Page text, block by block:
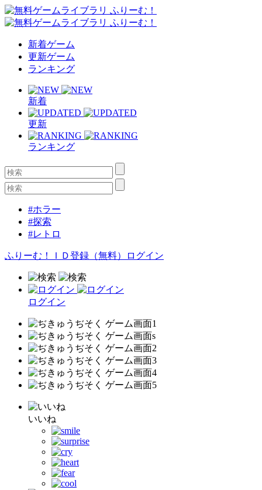
新着ゲーム
更新ゲーム
ランキング
新着
更新
ランキング
#ホラー
#探索
#レトロ
ふりーむ！ＩＤ登録（無料） ログイン
ログイン
いいね